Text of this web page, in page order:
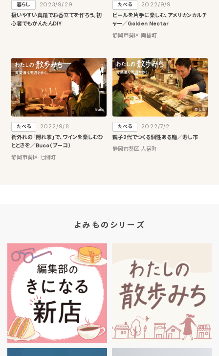
暮らし
2023/9/29
扱いやすい真鍮でお香立てを作ろう。初
心者でもかんたんDIY
たべる
2022/9/9
ビールを片手に楽しむ、アメリカンカルチ
ャー／Golden Nectar
静岡市葵区 両替町
たべる
2022/9/8
街外れの「隠れ家」で、ワインを楽しむひ
とときを／Buco（ブーコ）
静岡市葵区 七間町
たべる
2022/7/2
親子2代でつくる個性ある鮨／寿し市
静岡市葵区 人宿町
よみものシリーズ